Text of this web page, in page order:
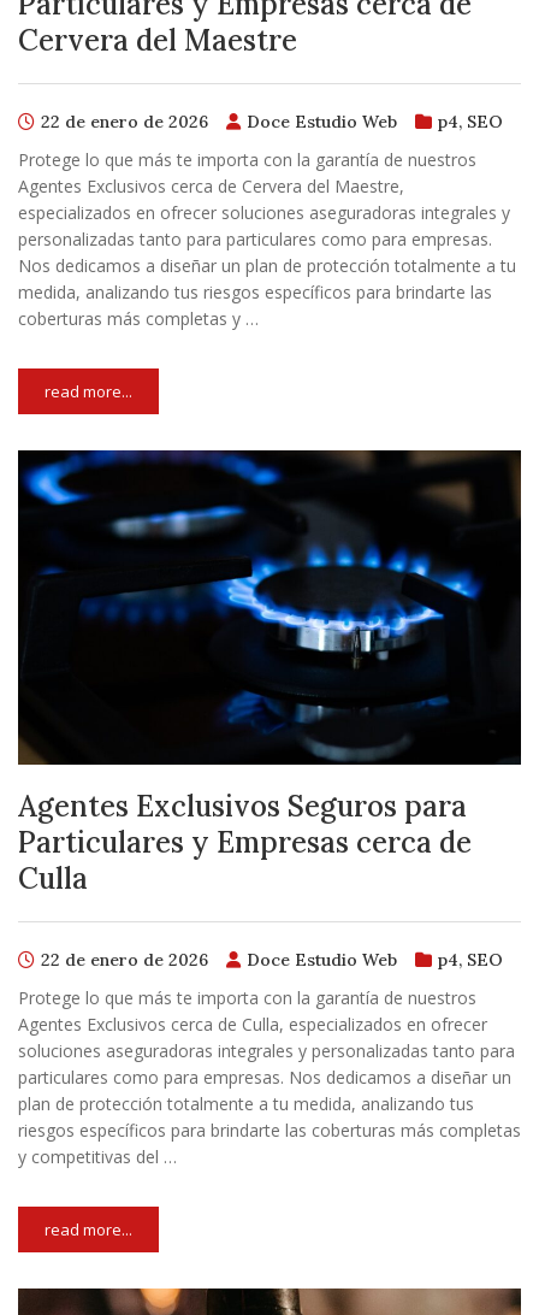
Cervera del Maestre
22 de enero de 2026 Doce Estudio Web p4, SEO
Protege lo que más te importa con la garantía de nuestros
Agentes Exclusivos cerca de Cervera del Maestre,
especializados en ofrecer soluciones aseguradoras integrales y
personalizadas tanto para particulares como para empresas.
Nos dedicamos a diseñar un plan de protección totalmente a tu
medida, analizando tus riesgos específicos para brindarte las
coberturas más completas y …
read more...
Agentes Exclusivos Seguros para
Particulares y Empresas cerca de
Culla
22 de enero de 2026 Doce Estudio Web p4, SEO
Protege lo que más te importa con la garantía de nuestros
Agentes Exclusivos cerca de Culla, especializados en ofrecer
soluciones aseguradoras integrales y personalizadas tanto para
particulares como para empresas. Nos dedicamos a diseñar un
plan de protección totalmente a tu medida, analizando tus
riesgos específicos para brindarte las coberturas más completas
y competitivas del …
read more...